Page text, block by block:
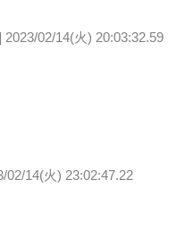
2023/02/14(火) 20:03:32.59
02/14(火) 23:02:47.22